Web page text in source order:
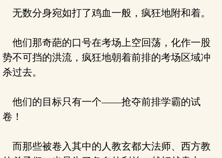
无数分身宛如打了鸡血一般，疯狂地附和着。
他们那奇葩的口号在考场上空回荡，化作一股
势不可挡的洪流，疯狂地朝着前排的考场区域冲
杀过去。
他们的目标只有一个——抢夺前排学霸的试
卷！
而那些被卷入其中的人教玄都大法师、西方教